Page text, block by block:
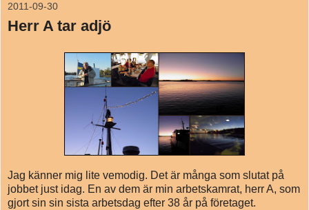
2011-09-30
Herr A tar adjö
Jag känner mig lite vemodig. Det är många som slutat på
jobbet just idag. En av dem är min arbetskamrat, herr A, som
gjort sin sin sista arbetsdag efter 38 år på företaget.